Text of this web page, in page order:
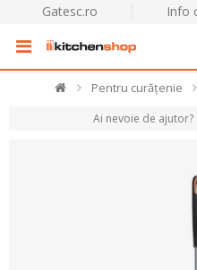
Gatesc.ro Info
Pentru curățenie
Ai nevoie de ajutor?